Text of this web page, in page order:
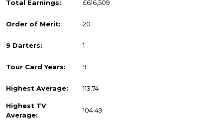
Total Earnings: £616,509
Order of Merit: 20
9 Darters: 1
Tour Card Years: 9
Highest Average: 113.74
Highest TV
Average:
104.49